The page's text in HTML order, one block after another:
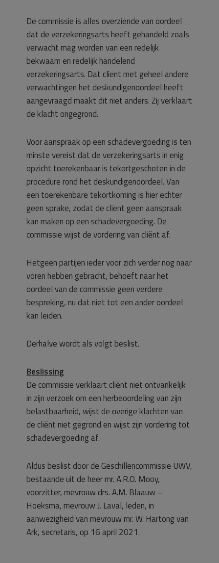
De commissie is alles overziende van oordeel
dat de verzekeringsarts heeft gehandeld zoals
verwacht mag worden van een redelijk
bekwaam en redelijk handelend
verzekeringsarts. Dat cliënt met geheel andere
verwachtingen het deskundigenoordeel heeft
aangevraagd maakt dit niet anders. Zij verklaart
de klacht ongegrond.
Voor aanspraak op een schadevergoeding is ten
minste vereist dat de verzekeringsarts in enig
opzicht toerekenbaar is tekortgeschoten in de
procedure rond het deskundigenoordeel. Van
een toerekenbare tekortkoming is hier echter
geen sprake, zodat de cliënt geen aanspraak
kan maken op een schadevergoeding. De
commissie wijst de vordering van cliënt af.
Hetgeen partijen ieder voor zich verder nog naar
voren hebben gebracht, behoeft naar het
oordeel van de commissie geen verdere
bespreking, nu dat niet tot een ander oordeel
kan leiden.
Derhalve wordt als volgt beslist.
Beslissing
De commissie verklaart cliënt niet ontvankelijk
in zijn verzoek om een herbeoordeling van zijn
belastbaarheid, wijst de overige klachten van
de cliënt niet gegrond en wijst zijn vordering tot
schadevergoeding af.
Aldus beslist door de Geschillencommissie UWV,
bestaande uit de heer mr. A.R.O. Mooy,
voorzitter, mevrouw drs. A.M. Blaauw –
Hoeksma, mevrouw J. Laval, leden, in
aanwezigheid van mevrouw mr. W. Hartong van
Ark, secretaris, op 16 april 2021.